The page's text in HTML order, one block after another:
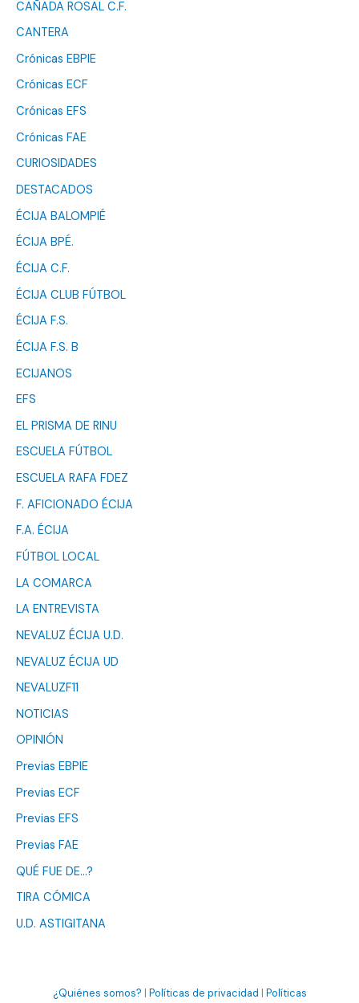
CAÑADA ROSAL C.F.
CANTERA
Crónicas EBPIE
Crónicas ECF
Crónicas EFS
Crónicas FAE
CURIOSIDADES
DESTACADOS
ÉCIJA BALOMPIÉ
ÉCIJA BPÉ.
ÉCIJA C.F.
ÉCIJA CLUB FÚTBOL
ÉCIJA F.S.
ÉCIJA F.S. B
ECIJANOS
EFS
EL PRISMA DE RINU
ESCUELA FÚTBOL
ESCUELA RAFA FDEZ
F. AFICIONADO ÉCIJA
F.A. ÉCIJA
FÚTBOL LOCAL
LA COMARCA
LA ENTREVISTA
NEVALUZ ÉCIJA U.D.
NEVALUZ ÉCIJA UD
NEVALUZF11
NOTICIAS
OPINIÓN
Previas EBPIE
Previas ECF
Previas EFS
Previas FAE
QUÉ FUE DE…?
TIRA CÓMICA
U.D. ASTIGITANA
¿Quiénes somos? | Políticas de privacidad | Políticas